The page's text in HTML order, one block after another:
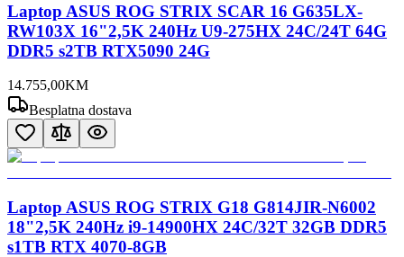
Laptop ASUS ROG STRIX SCAR 16 G635LX-
RW103X 16"2,5K 240Hz U9-275HX 24C/24T 64G
DDR5 s2TB RTX5090 24G
14.755,00KM
Besplatna dostava
Laptop ASUS ROG STRIX G18 G814JIR-N6002
18"2,5K 240Hz i9-14900HX 24C/32T 32GB DDR5
s1TB RTX 4070-8GB